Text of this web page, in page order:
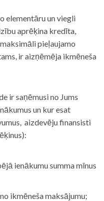
elementāru un viegli
aprēķina kredīta,
pieļaujamo
ir aizņēmēja ikmēneša
ir saņēmusi no Jums
un kur esat
aizdevēju finansisti
ienākumu summa mīnus
ikmēneša maksājumu;